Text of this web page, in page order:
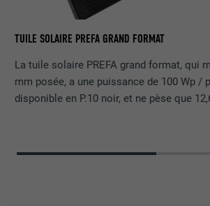
TUILE SOLAIRE PREFA GRAND FORMAT
La tuile solaire PREFA grand format, qui
mm posée, a une puissance de 100 Wp /
disponible en P.10 noir, et ne pèse que